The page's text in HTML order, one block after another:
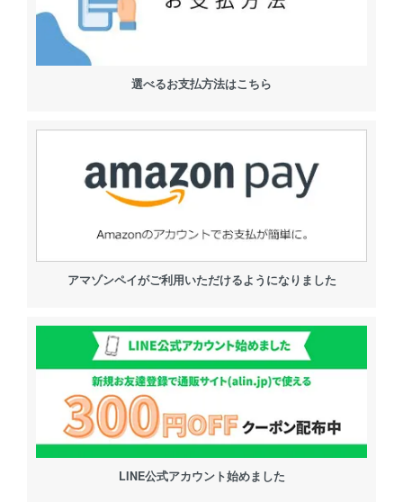
選べるお支払方法はこちら
アマゾンペイがご利用いただけるようになりました
LINE公式アカウント始めました